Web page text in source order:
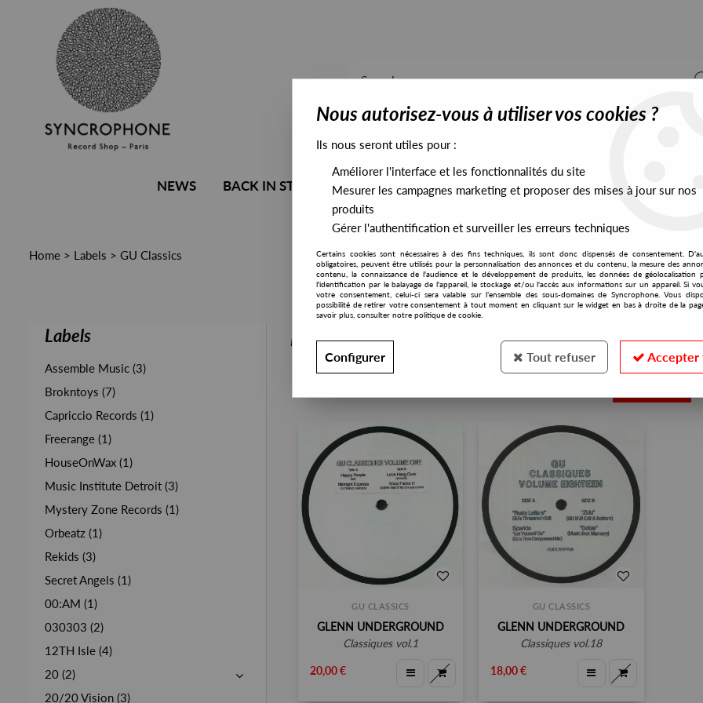
NEWS BACK IN STOCK ALL STOCK EXCLUSIVES PRESALES EXCLUSIVES
Home > Labels > GU Classics
Labels
Assemble Music (3)
Brokntoys (7)
Capriccio Records (1)
Freerange (1)
HouseOnWax (1)
Music Institute Detroit (3)
Mystery Zone Records (1)
Orbeatz (1)
Rekids (3)
Secret Angels (1)
00:AM (1)
030303 (2)
12TH Isle (4)
20 (2)
20/20 Vision (3)
PRESALES EXCLUSIVES
GU CLASSICS
GLENN UNDERGROUND
classiques vol.1
20,00 €
GU CLASSICS
GLENN UNDERGROUND
classiques vol.18
18,00 €
Nous autorisez-vous à utiliser vos cookies ?
Ils nous seront utiles pour :
Améliorer l'interface et les fonctionnalités du site
Mesurer les campagnes marketing et proposer des mises à jour sur nos
produits
Gérer l'authentification et surveiller les erreurs techniques
Certains cookies sont nécessaires à des fins techniques, ils sont donc dispensés de consentement.
obligatoires, peuvent être utilisés pour la personnalisation des annonces et du contenu, la mesure des
contenu, la connaissance de l'audience et le développement de produits, les données de géolocalisation
l'identification par le balayage de l'appareil, le stockage et/ou l'accès aux informations sur un appareil. Si
votre consentement, celui-ci sera valable sur l’ensemble des sous-domaines de Syncrophone. Vous
possibilité de retirer votre consentement à tout moment en cliquant sur le widget en bas à droite de la
savoir plus, consulter notre politique de cookie.
Configurer Tout refuser Accepter